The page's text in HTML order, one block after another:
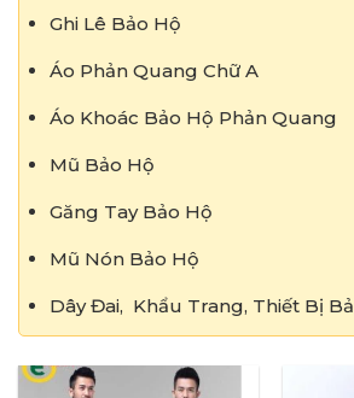
Ghi Lê Bảo Hộ
Áo Phản Quang Chữ A
Áo Khoác Bảo Hộ Phản Quang
Mũ Bảo Hộ
Găng Tay Bảo Hộ
Mũ Nón Bảo Hộ
Dây Đai, Khẩu Trang, Thiết Bị